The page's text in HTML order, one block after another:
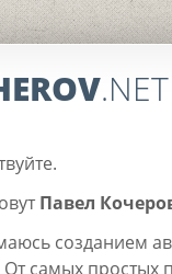
.NET
Павел
созданием
От самых простых